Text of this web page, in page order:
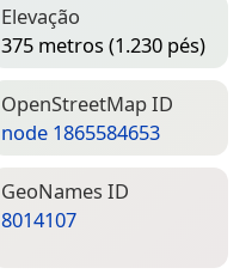
Elevação
375 metros (1.230 pés)
Open­Street­Map ID
node 1865584653
Geo­Names ID
8014107